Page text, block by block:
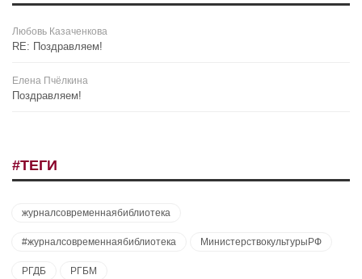
Любовь Казаченкова
RE: Поздравляем!
Елена Пчёлкина
Поздравляем!
#ТЕГИ
журналсовременнаябиблиотека
#журналсовременнаябиблиотека МинистерствокультурыРФ
РГДБ РГБМ